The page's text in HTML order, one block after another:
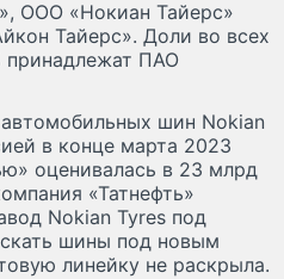
ООО «Нокиан Тайерс»
Тайерс». Доли во всех
принадлежат ПАО
шин Nokian
в конце марта 2023
оценивалась в 23 млрд
«Татнефть»
Nokian Tyres под
шины под новым
линейку не раскрыла.